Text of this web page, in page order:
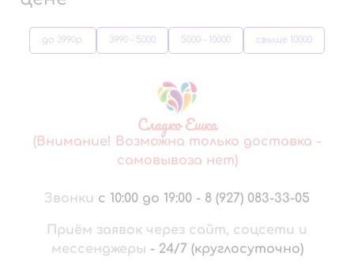
до 3990р. 3990 – 5000 5000 – 10000 свыше 10000
Сладко Ешка
(Внимание! Возможна только доставка -
самовывоза нет)
Звонки с 10:00 до 19:00 - 8 (927) 083-33-05
Приём заявок через сайт, соцсети и
мессенджеры - 24/7 (круглосуточно)